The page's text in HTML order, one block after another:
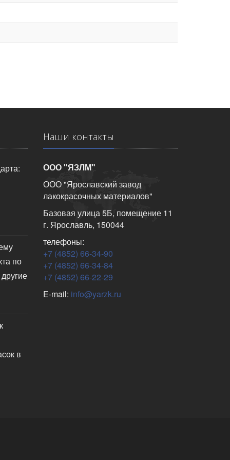
по
в
Наши контакты
ООО "ЯЗЛМ"
ООО "Ярославский завод
лакокрасочных материалов"
Базовая улица 5Б, помещение 11
г. Ярославль, 150044
телефоны:
+7 (4852) 66-34-90
+7 (4852) 66-34-84
+7 (4852) 66-22-29
E-mail: info@yarzk.ru